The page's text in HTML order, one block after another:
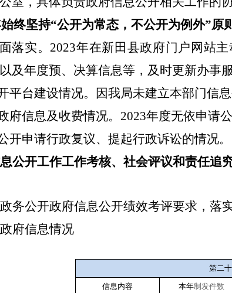
终坚持“公开为常态，不公开为例外”原则
落实。 2023年在新田县政府门户网站
及年度预、决算信息等，及时更新办事服
平台建设情况。因我局未建立本部门信
府信息及收费情况。 2023年度无依申请
开申请行政复议、提起行政诉讼的情况。
息公开工作工作考核、社会评议和责任追
务公开政府信息公开绩效考评要求，落
府信息情况
第二
信息内容 本年制发件数